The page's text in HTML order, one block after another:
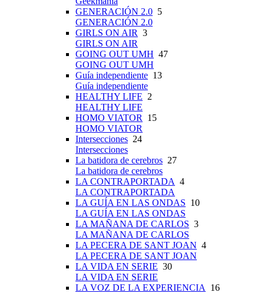
GENERACIÓN 2.0 5
GENERACIÓN 2.0
GIRLS ON AIR 3
GIRLS ON AIR
GOING OUT UMH 47
GOING OUT UMH
Guía independiente 13
Guía independiente
HEALTHY LIFE 2
HEALTHY LIFE
HOMO VIATOR
15
HOMO VIATOR
Intersecciones 24
Intersecciones
La batidora de cerebros 27
La batidora de cerebros
LA CONTRAPORTADA 4
LA CONTRAPORTADA
LA GUÍA EN LAS ONDAS 10
LA GUÍA EN LAS ONDAS
LA MAÑANA DE CARLOS 3
LA MAÑANA DE CARLOS
LA PECERA DE SANT JOAN 4
LA PECERA DE SANT JOAN
LA VIDA EN SERIE 30
LA VIDA EN SERIE
LA VOZ DE LA EXPERIENCIA
16